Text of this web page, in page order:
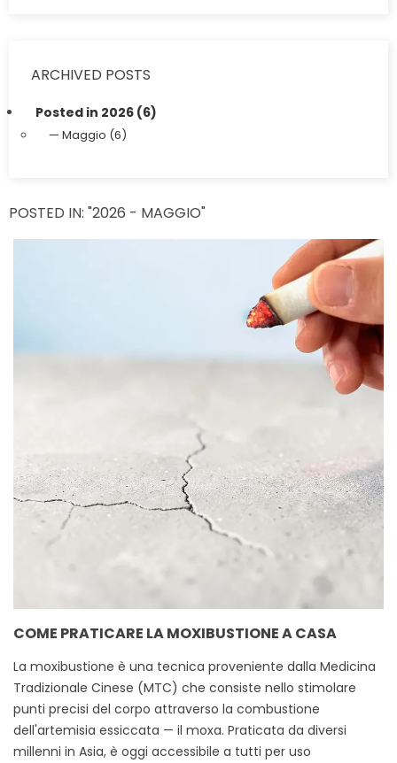
ARCHIVED POSTS
Posted in 2026 (6)
Maggio (6)
POSTED IN: "2026 - MAGGIO"
COME PRATICARE LA MOXIBUSTIONE A CASA
La moxibustione è una tecnica proveniente dalla Medicina
Tradizionale Cinese (MTC) che consiste nello stimolare
punti precisi del corpo attraverso la combustione
dell'artemisia essiccata — il moxa. Praticata da diversi
millenni in Asia, è oggi accessibile a tutti per uso